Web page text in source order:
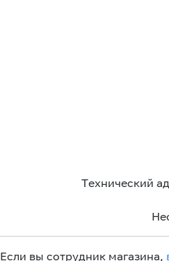
Технический
Если вы сотрудник магазина,